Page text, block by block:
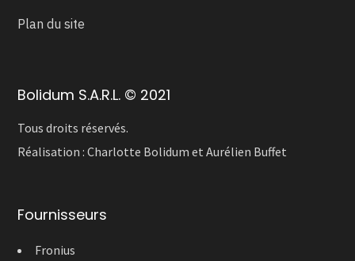
Plan du site
Bolidum S.A.R.L. © 2021
Tous droits réservés.
Réalisation :Charlotte Bolidum etAurélien Buffet
Fournisseurs
Fronius